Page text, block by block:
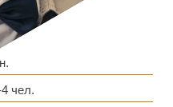
чел.